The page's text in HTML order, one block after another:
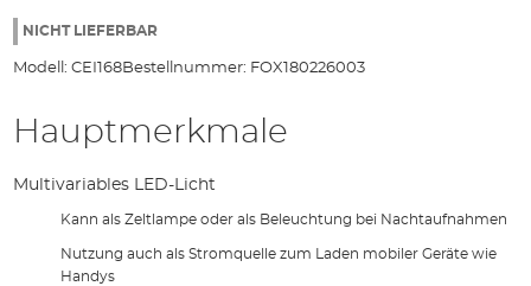
88%
NICHT LIEFERBAR
Modell: CEI168Bestellnummer: FOX180226003
Hauptmerkmale
Multivariables LED-Licht
Kann als Zeltlampe oder als Beleuchtung bei Nachtaufnahmen
Nutzung auch als Stromquelle zum Laden mobiler Geräte wie
Handys